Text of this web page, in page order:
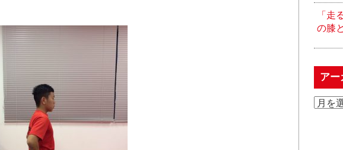
「走
の膝
アー